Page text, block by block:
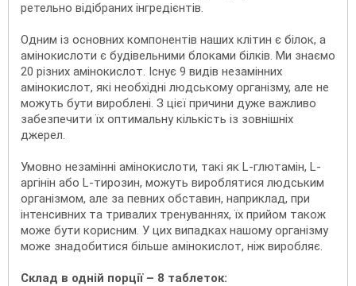
ретельно відібраних інгредієнтів.
Одним із основних компонентів наших клітин є білок, а
амінокислоти є будівельними блоками білків. Ми знаємо
20 різних амінокислот. Існує 9 видів незамінних
амінокислот, які необхідні людському організму, але не
можуть бути вироблені. З цієї причини дуже важливо
забезпечити їх оптимальну кількість із зовнішніх
джерел.
Умовно незамінні амінокислоти, такі як L-глютамін, L-
аргінін або L-тирозин, можуть вироблятися людським
організмом, але за певних обставин, наприклад, при
інтенсивних та тривалих тренуваннях, їх прийом також
може бути корисним. У цих випадках нашому організму
може знадобитися більше амінокислот, ніж виробляє.
Склад в одній порції – 8 таблеток: